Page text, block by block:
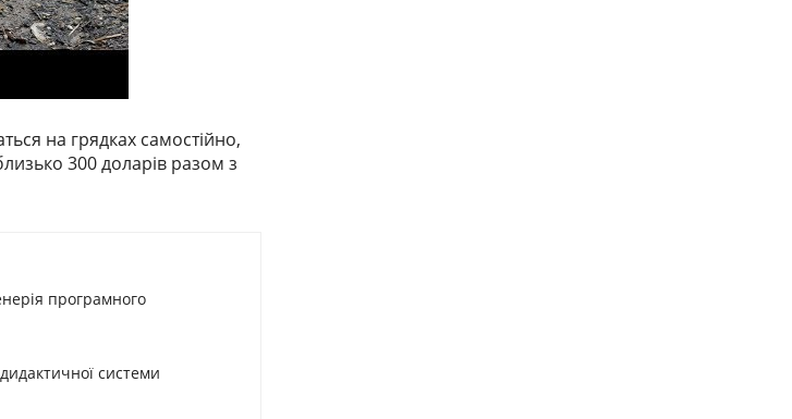
на грядках самостійно,
300 доларів разом з
програмного
системи